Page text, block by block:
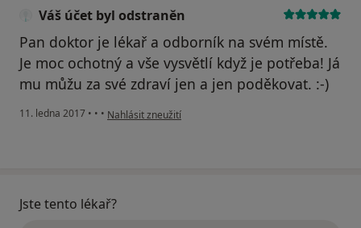
Váš účet byl odstraněn
Pan doktor je lékař a odborník na svém místě.
Je moc ochotný a vše vysvětlí když je potřeba! Já
mu můžu za své zdraví jen a jen poděkovat. :-)
11. ledna 2017 • • • podle názoru uživatele Váš účet byl odstraněn
Nahlásit zneužití
Jste tento lékař?